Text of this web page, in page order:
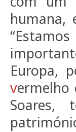
humana,
Europa,
vermelho
Soares,